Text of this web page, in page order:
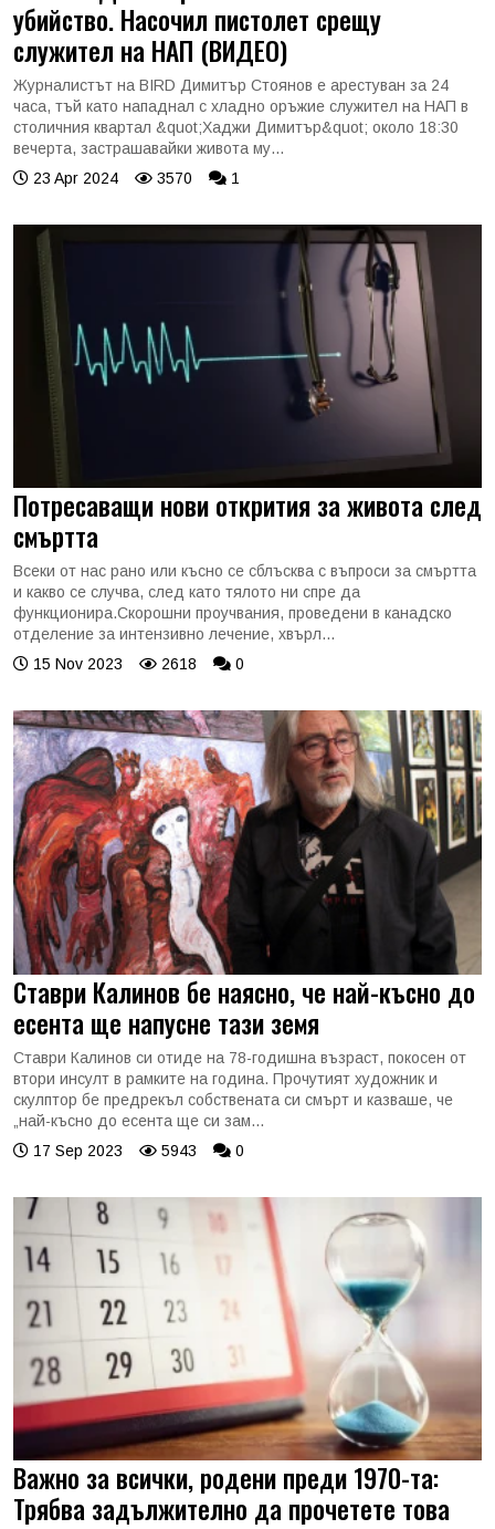
убийство. Насочил пистолет срещу
служител на НАП (ВИДЕО)
Журналистът на BIRD Димитър Стоянов е арестуван за 24
часа, тъй като нападнал с хладно оръжие служител на НАП в
столичния квартал &quot;Хаджи Димитър&quot; около 18:30
вечерта, застрашавайки живота му...
23 Apr 2024
3570 1
Потресаващи нови открития за живота след
смъртта
Всеки от нас рано или късно се сблъсква с въпроси за смъртта
и какво се случва, след като тялото ни спре да
функционира.Скорошни проучвания, проведени в канадско
отделение за интензивно лечение, хвърл...
15 Nov 2023
2618 0
Ставри Калинов бе наясно, че най-късно до
есента ще напусне тази земя
Ставри Калинов си отиде на 78-годишна възраст, покосен от
втори инсулт в рамките на година. Прочутият художник и
скулптор бе предрекъл собствената си смърт и казваше, че
„най-късно до есента ще си зам...
17 Sep 2023
5943 0
Важно за всички, родени преди 1970-та:
Трябва задължително да прочетете това